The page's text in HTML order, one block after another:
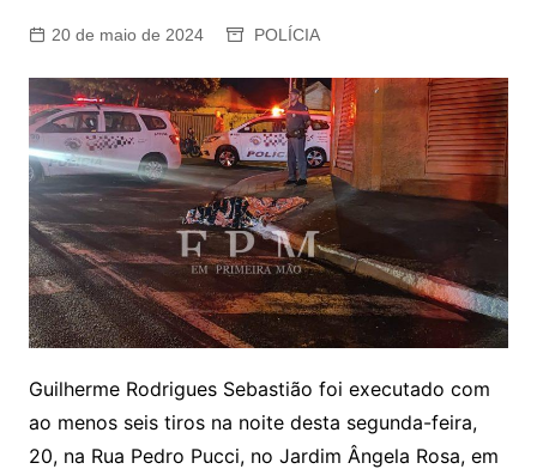
20 de maio de 2024 POLÍCIA
Guilherme Rodrigues Sebastião foi executado com
ao menos seis tiros na noite desta segunda-feira,
20, na Rua Pedro Pucci, no Jardim Ângela Rosa, em